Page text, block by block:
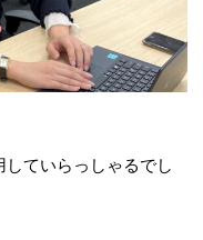
ていらっしゃるでし